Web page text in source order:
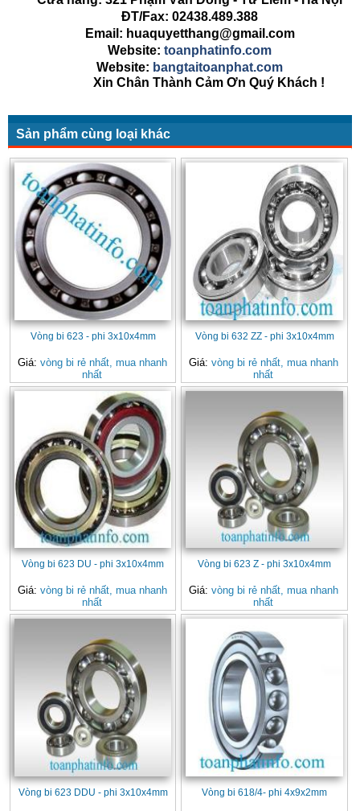
ĐT/Fax: 02438.489.388
Email: huaquyetthang@gmail.com
Website: toanphatinfo.com
Website: bangtaitoanphat.com
Xin Chân Thành Cảm Ơn Quý Khách !
Sản phẩm cùng loại khác
Vòng bi 623 - phi 3x10x4mm
Giá: vòng bi rẻ nhất, mua nhanh
nhất
Vòng bi 632 ZZ - phi 3x10x4mm
Giá: vòng bi rẻ nhất, mua nhanh
nhất
Vòng bi 623 DU - phi 3x10x4mm
Giá: vòng bi rẻ nhất, mua nhanh
nhất
Vòng bi 623 Z - phi 3x10x4mm
Giá: vòng bi rẻ nhất, mua nhanh
nhất
Vòng bi 623 DDU - phi 3x10x4mm Vòng bi 618/4- phi 4x9x2mm